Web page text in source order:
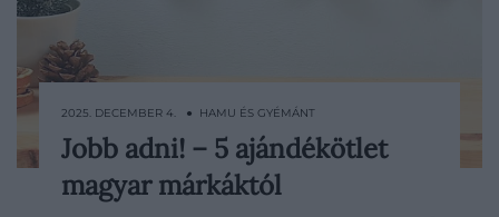
Közeleg a karácsony, és lassan eljön az idő,
hogy az ajándékokról is gondoskodjunk.
2025. DECEMBER 4. ● HAMU ÉS GYÉMÁNT
Jobb adni! – 5 ajándékötlet
magyar márkáktól